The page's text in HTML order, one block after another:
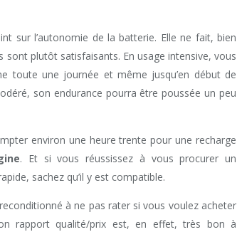
sur l’autonomie de la batterie. Elle ne fait, bien
sont plutôt satisfaisants. En usage intensive, vous
toute une journée et même jusqu’en début de
son endurance pourra être poussée un peu
environ une heure trente pour une recharge
. Et si vous réussissez à vous procurer un
sachez qu’il y est compatible.
à ne pas rater si vous voulez acheter
rapport qualité/prix est, en effet, très bon à